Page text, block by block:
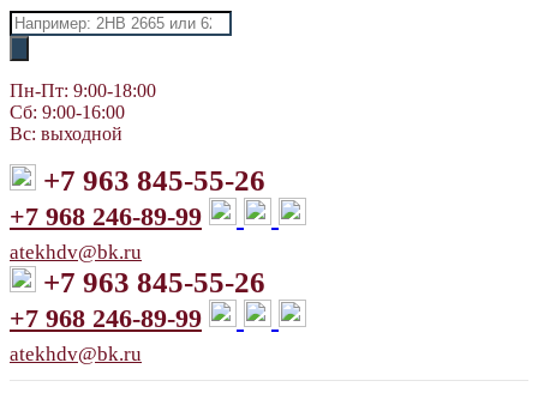
Поиск
товаров
Пн-Пт: 9:00-18:00
Сб: 9:00-16:00
Вс: выходной
+7 963 845-55-26
+7 968 246-89-99
atekhdv@bk.ru
+7 963 845-55-26
+7 968 246-89-99
atekhdv@bk.ru